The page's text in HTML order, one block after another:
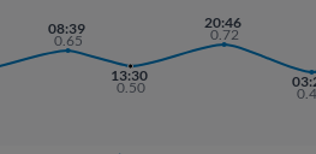
08:39
0.65
13:30
0.50
20:46
0.72
20:46
0.72